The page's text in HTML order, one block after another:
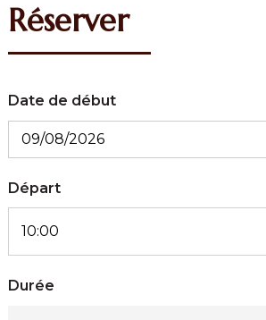
Réserver
Date de début
Départ
Durée